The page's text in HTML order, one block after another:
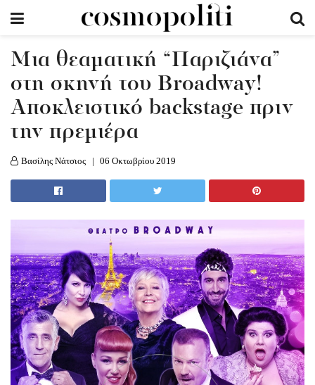
Μια θεαματική “Παριζιάνα”
στη σκηνή του Broadway!
Aποκλειστικό backstage πριν
την πρεμιέρα
Βασίλης Νάτσιος 06 Οκτωβρίου 2019